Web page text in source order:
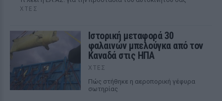
ΧΤΕΣ
Ιστορική μεταφορά 30
φαλαινών μπελούγκα από τον
Καναδά στις ΗΠΑ
ΧΤΕΣ
Πώς στήθηκε η αεροπορική γέφυρα
σωτηρίας